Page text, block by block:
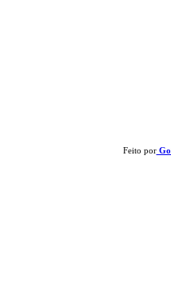
Feito por